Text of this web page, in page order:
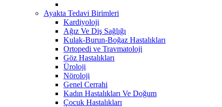
Ayakta Tedavi Birimleri
Kardiyoloji
Ağız Ve Diş Sağlığı
Kulak-Burun-Boğaz Hastalıkları
Ortopedi ve Travmatoloji
Göz Hastalıkları
Üroloji
Nöroloji
Genel Cerrahi
Kadın Hastalıkları Ve Doğum
Çocuk Hastalıkları